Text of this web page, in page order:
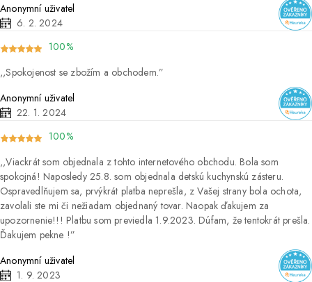
Anonymní uživatel
6. 2. 2024
100%
Spokojenost se zbožím a obchodem.
Anonymní uživatel
22. 1. 2024
100%
Viackrát som objednala z tohto internetového obchodu. Bola som
spokojná! Naposledy 25.8. som objednala detskú kuchynskú zásteru.
Ospravedlňujem sa, prvýkrát platba neprešla, z Vašej strany bola ochota,
zavolali ste mi či nežiadam objednaný tovar. Naopak ďakujem za
upozornenie!!! Platbu som previedla 1.9.2023. Dúfam, že tentokrát prešla.
Ďakujem pekne !
Anonymní uživatel
1. 9. 2023